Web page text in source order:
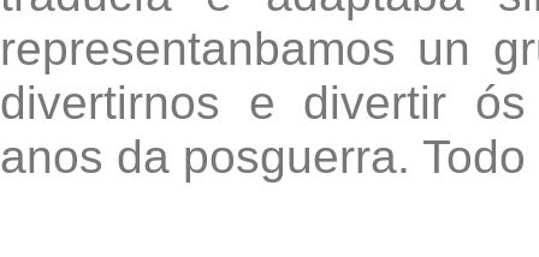
representanbamos un
divertirnos e divertir
anos da posguerra.